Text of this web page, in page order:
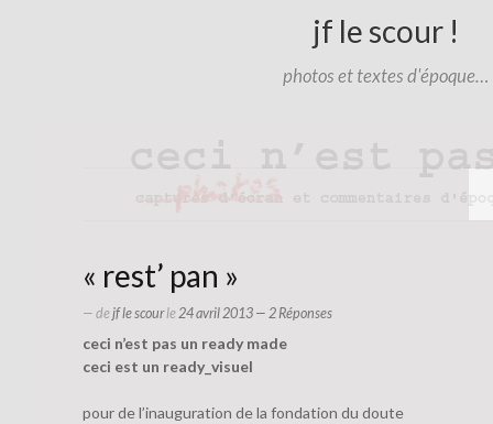
jf le scour !
photos et textes d'époque…
« rest’ pan »
— dejf le scourle24 avril 2013 — 2 Réponses
ceci n’est pas un ready made
ceci est un ready_visuel
pour de l’inauguration de la fondation du doute